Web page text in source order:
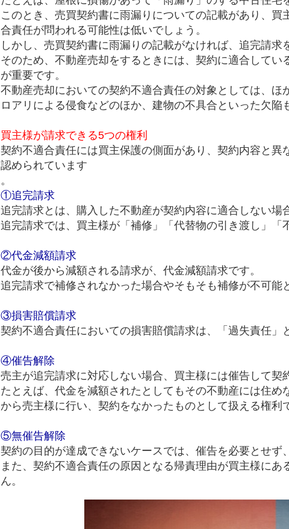
このとき、売買契約書に雨漏りについての記載があり、
合責任が問われる可能性は低いでしょう。
しかし、売買契約書に雨漏りの記載がなければ、追完請求
そのため、不動産売却をするときには、契約に適合して
が重要です。
不動産売却においての契約不適合責任の対象としては、
ロアリによる侵食などのほか、建物の不具合といった欠陥
買主様が請求できる5つの権利
契約不適合責任には買主保護の側面があり、契約内容と
認められています
。
①追完請求
追完請求とは、購入した不動産が契約内容に適合しない場
追完請求では、買主様が「補修」「代替物の引き渡し」「
②代金減額請求
代金が後から減額される請求が、代金減額請求です。
追完請求で補修されなかった場合やそもそも補修が不可能
③損害賠償請求
契約不適合責任においての損害賠償請求は、「過失責任」
④催告解除
売主が追完請求に対応しない場合、買主様には催告して契
たとえば、代金を減額されたとしてもその不動産には住
から売主様に行い、契約をなかったものとして扱える権利
⑤無催告解除
契約の目的が達成できないケースでは、催告を必要とせず
また、契約不適合責任の原因となる帰責理由が買主様に
ん。